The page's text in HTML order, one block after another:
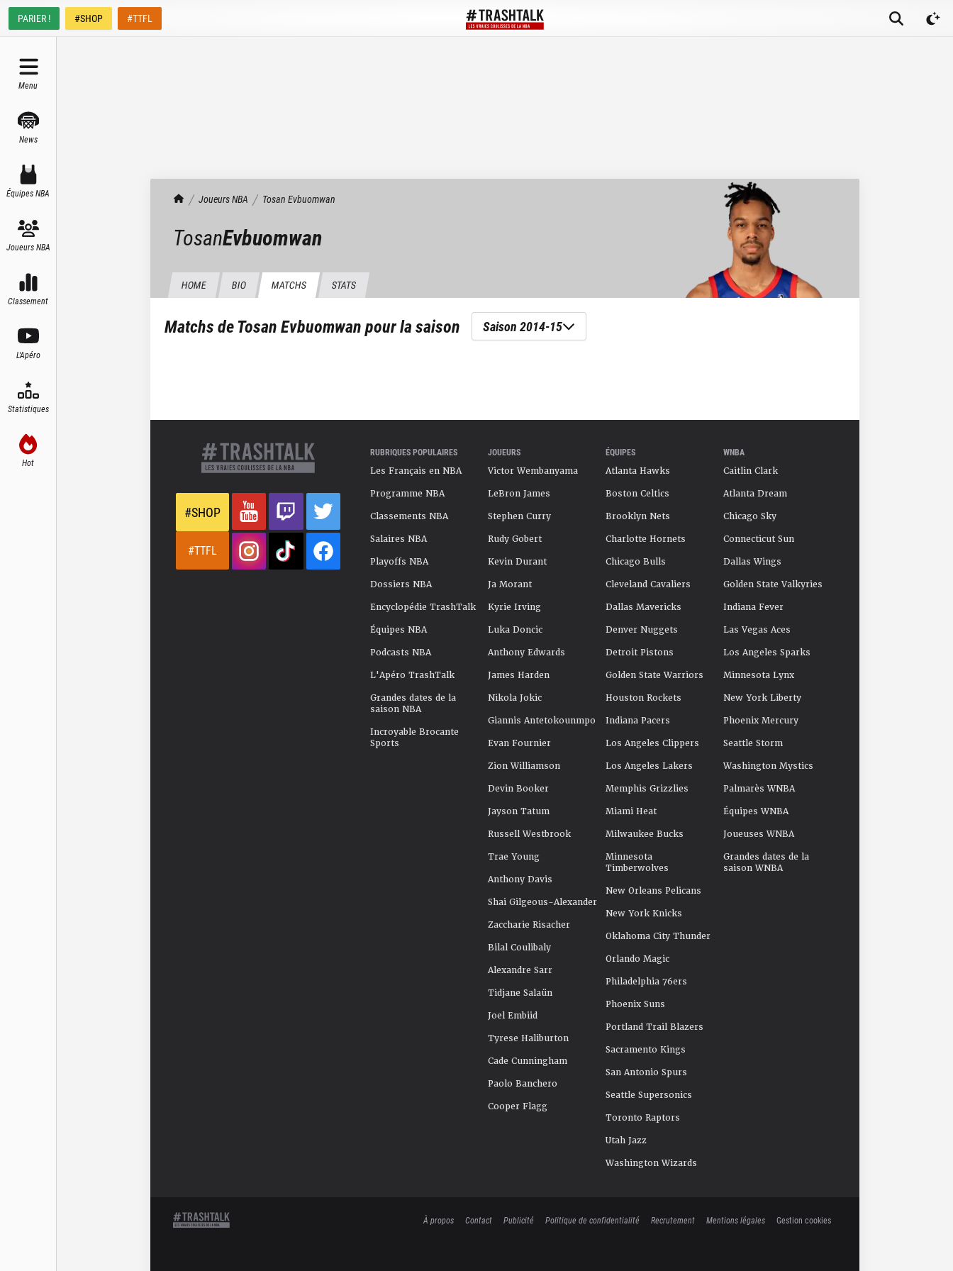
PARIER ! #SHOP #TTFL
Menu
News
Équipes NBA
Joueurs NBA
Classement
L'Apéro
Statistiques
Hot
TrashTalk Actu NBA
Joueurs NBA Tosan Evbuomwan
TosanEvbuomwan
HOME BIO MATCHS STATS
Matchs deTosan Evbuomwanpour la saison Saison 2014-15
#SHOP
#TTFL
RUBRIQUES POPULAIRES
Les Français en NBA
Programme NBA
Classements NBA
Salaires NBA
Playoffs NBA
Dossiers NBA
Encyclopédie TrashTalk
Équipes NBA
Podcasts NBA
L'Apéro TrashTalk
Grandes dates de la
saison NBA
Incroyable Brocante
Sports
JOUEURS
Victor Wembanyama
LeBron James
Stephen Curry
Rudy Gobert
Kevin Durant
Ja Morant
Kyrie Irving
Luka Doncic
Anthony Edwards
James Harden
Nikola Jokic
Giannis Antetokounmpo
Evan Fournier
Zion Williamson
Devin Booker
Jayson Tatum
Russell Westbrook
Trae Young
Anthony Davis
Shai Gilgeous-Alexander
Zaccharie Risacher
Bilal Coulibaly
Alexandre Sarr
Tidjane Salaün
Joel Embiid
Tyrese Haliburton
Cade Cunningham
Paolo Banchero
Cooper Flagg
ÉQUIPES
Atlanta Hawks
Boston Celtics
Brooklyn Nets
Charlotte Hornets
Chicago Bulls
Cleveland Cavaliers
Dallas Mavericks
Denver Nuggets
Detroit Pistons
Golden State Warriors
Houston Rockets
Indiana Pacers
Los Angeles Clippers
Los Angeles Lakers
Memphis Grizzlies
Miami Heat
Milwaukee Bucks
Minnesota
Timberwolves
New Orleans Pelicans
New York Knicks
Oklahoma City Thunder
Orlando Magic
Philadelphia 76ers
Phoenix Suns
Portland Trail Blazers
Sacramento Kings
San Antonio Spurs
Seattle Supersonics
Toronto Raptors
Utah Jazz
Washington Wizards
WNBA
Caitlin Clark
Atlanta Dream
Chicago Sky
Connecticut Sun
Dallas Wings
Golden State Valkyries
Indiana Fever
Las Vegas Aces
Los Angeles Sparks
Minnesota Lynx
New York Liberty
Phoenix Mercury
Seattle Storm
Washington Mystics
Palmarès WNBA
Équipes WNBA
Joueuses WNBA
Grandes dates de la
saison WNBA
À propos Contact Publicité Politique de confidentialité Recrutement Mentions légales Gestion cookies